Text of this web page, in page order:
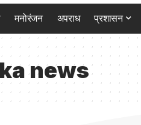
मनोरंजन अपराध प्रशासन
news